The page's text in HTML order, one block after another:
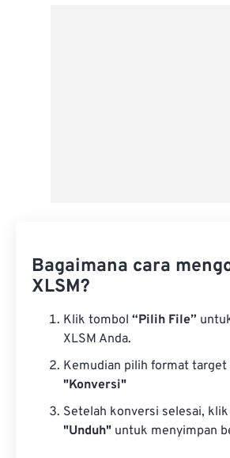
Bagaimana cara
XLSM?
Klik tombol “Pilih File”
XLSM Anda.
Kemudian pilih format
"Konversi"
Setelah konversi selesai,
"Unduh" untuk menyimpan